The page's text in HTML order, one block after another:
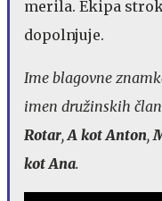
merila. Ekipa
dopolnjuje.
Ime blagovne
imen družinskih
Rotar,A kot Anton,
kot Ana.